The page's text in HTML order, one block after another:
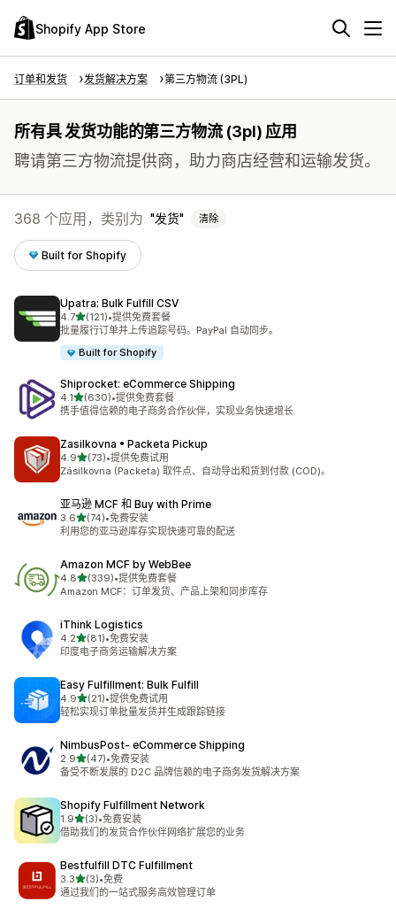
Shopify App Store
订单和发货 发货解决方案 第三方物流 (3PL)
所有具 发货功能的第三方物流 (3pl) 应用
聘请第三方物流提供商，助力商店经营和运输发货。
368 个应用，类别为 发货 清除
Built for Shopify
Upatra: Bulk Fulfill CSV
4.7星（满分 5 星）
(121)
总共 121 条评论
•提供免费套餐
批量履行订单并上传追踪号码。PayPal 自动同步。
Built for Shopify
Shiprocket: eCommerce Shipping
4.1星（满分 5 星）
(630)
总共 630 条评论
•提供免费套餐
携手值得信赖的电子商务合作伙伴，实现业务快速增长
Zasilkovna • Packeta Pickup
4.9星（满分 5 星）
(73)
总共 73 条评论
•提供免费试用
Zásilkovna (Packeta) 取件点、自动导出和货到付款 (COD)。
亚马逊 MCF 和 Buy with Prime
3.6星（满分 5 星）
(74)
总共 74 条评论
•免费安装
利用您的亚马逊库存实现快速可靠的配送
Amazon MCF by WebBee
4.8星（满分 5 星）
(339)
总共 339 条评论
•提供免费套餐
Amazon MCF：订单发货、产品上架和同步库存
iThink Logistics
4.2星（满分 5 星）
(81)
总共 81 条评论
•免费安装
印度电子商务运输解决方案
Easy Fulfillment: Bulk Fulfill
4.9星（满分 5 星）
(21)
总共 21 条评论
•提供免费试用
轻松实现订单批量发货并生成跟踪链接
NimbusPost‑ eCommerce Shipping
2.9星（满分 5 星）
(47)
总共 47 条评论
•免费安装
备受不断发展的 D2C 品牌信赖的电子商务发货解决方案
Shopify Fulfillment Network
1.9星（满分 5 星）
(3)
总共 3 条评论
•免费安装
借助我们的发货合作伙伴网络扩展您的业务
Bestfulfill DTC Fulfillment
3.3星（满分 5 星）
(3)
总共 3 条评论
•免费
通过我们的一站式服务高效管理订单